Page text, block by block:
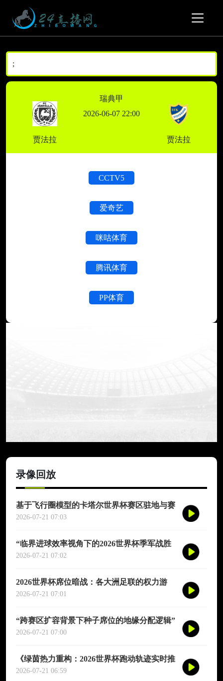
;
贾法拉
瑞典甲
2026-06-07 22:00
贾法拉
CCTV5
爱奇艺
咪咕体育
腾讯体育
PP体育
录像回放
基于飞行圈模型的卡塔尔世界杯赛区驻地与赛
程协同优化适配研究
2026-07-21 07:03
“临界进球效率视角下的2026世界杯季军战胜
负概率再评估”
2026-07-21 07:02
2026世界杯席位暗战：各大洲足联的权力游
戏、利益交换与投票策略
2026-07-21 07:01
“跨赛区扩容背景下种子席位的地缘分配逻辑”
2026-07-21 07:00
《绿茵热力重构：2026世界杯跑动轨迹实时推
演图谱》
2026-07-21 06:59